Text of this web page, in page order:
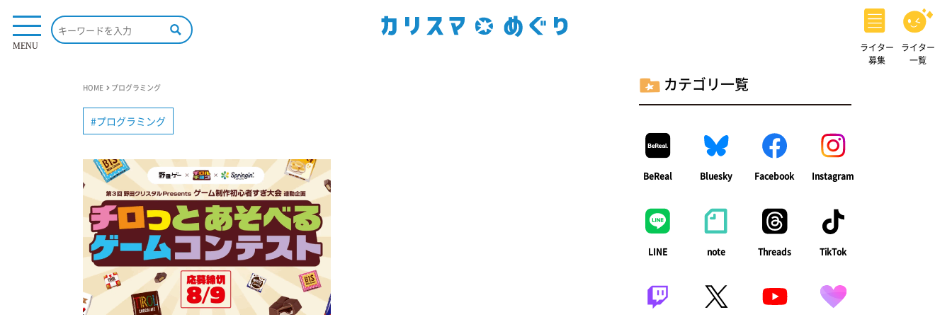
MENU
ライター
募集
ライター
一覧
HOME プログラミング
プログラミング
カテゴリ一覧
BeReal Bluesky Facebook Instagram
LINE note Threads TikTok